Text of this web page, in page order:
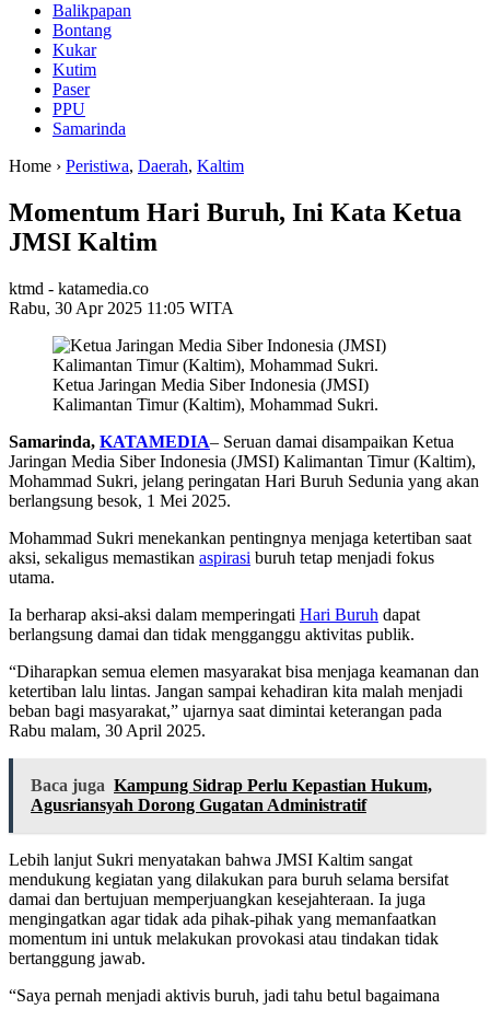
Balikpapan
Bontang
Kukar
Kutim
Paser
PPU
Samarinda
Home › Peristiwa, Daerah, Kaltim
Momentum Hari Buruh, Ini Kata Ketua
JMSI Kaltim
ktmd - katamedia.co
Rabu, 30 Apr 2025 11:05 WITA
Ketua Jaringan Media Siber Indonesia (JMSI)
Kalimantan Timur (Kaltim), Mohammad Sukri.
Samarinda, KATAMEDIA– Seruan damai disampaikan Ketua
Jaringan Media Siber Indonesia (JMSI) Kalimantan Timur (Kaltim),
Mohammad Sukri, jelang peringatan Hari Buruh Sedunia yang akan
berlangsung besok, 1 Mei 2025.
Mohammad Sukri menekankan pentingnya menjaga ketertiban saat
aksi, sekaligus memastikan aspirasi buruh tetap menjadi fokus
utama.
Ia berharap aksi-aksi dalam memperingati Hari Buruh dapat
berlangsung damai dan tidak mengganggu aktivitas publik.
“Diharapkan semua elemen masyarakat bisa menjaga keamanan dan
ketertiban lalu lintas. Jangan sampai kehadiran kita malah menjadi
beban bagi masyarakat,” ujarnya saat dimintai keterangan pada
Rabu malam, 30 April 2025.
Baca juga Kampung Sidrap Perlu Kepastian Hukum,
Agusriansyah Dorong Gugatan Administratif
Lebih lanjut Sukri menyatakan bahwa JMSI Kaltim sangat
mendukung kegiatan yang dilakukan para buruh selama bersifat
damai dan bertujuan memperjuangkan kesejahteraan. Ia juga
mengingatkan agar tidak ada pihak-pihak yang memanfaatkan
momentum ini untuk melakukan provokasi atau tindakan tidak
bertanggung jawab.
“Saya pernah menjadi aktivis buruh, jadi tahu betul bagaimana